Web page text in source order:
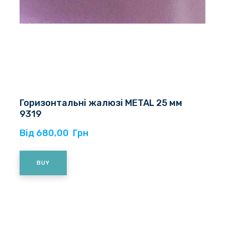
Горизонтальні жалюзі METAL 25 мм
9319
Від 680,00  Грн
BUY